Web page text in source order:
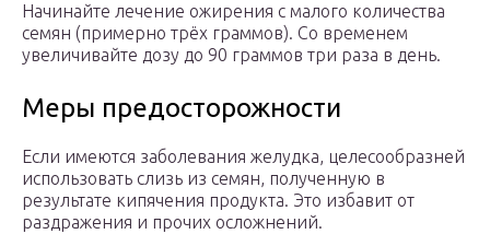
Начинайте лечение ожирения с малого количества
семян (примерно трёх граммов). Со временем
увеличивайте дозу до 90 граммов три раза в день.
Меры предосторожности
Если имеются заболевания желудка, целесообразней
использовать слизь из семян, полученную в
результате кипячения продукта. Это избавит от
раздражения и прочих осложнений.